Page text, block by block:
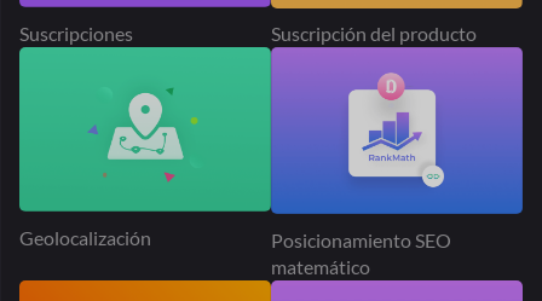
Mercado de Dokan PayPal Solicitud de presupuesto